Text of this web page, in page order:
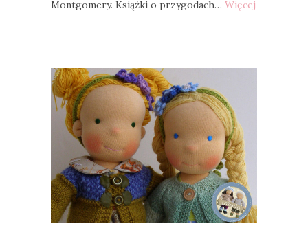
Montgomery. Książki o przygodach… Więcej